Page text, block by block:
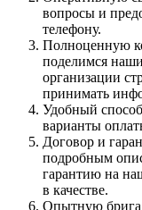
вопросы и
телефону.
Полноценную
поделимся
организации
принимать
Удобный
варианты
Договор и
подробным
гарантию на
в качестве.
Опытную